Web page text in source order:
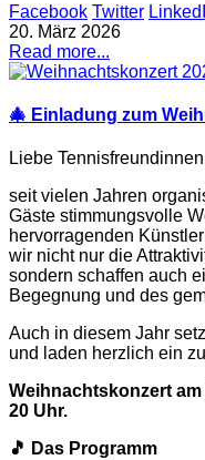
Facebook Twitter
20. März 2026
Read more...
🎄 Einladung zum
Liebe
seit vielen Jahren
Gäste stimmungsvolle
hervorragenden
wir nicht nur die
sondern schaffen auch
Begegnung und des
Auch in diesem Jahr
und laden herzlich ein
Weihnachtskonzert am
20 Uhr.
🎵 Das Programm